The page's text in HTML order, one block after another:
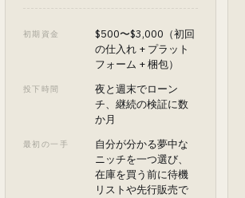
初期資金
$500〜$3,000（初回
の仕入れ + プラット
フォーム + 梱包）
投下時間
夜と週末でローン
チ、継続の検証に数
か月
最初の一手
自分が分かる夢中な
ニッチを一つ選び、
在庫を買う前に待機
リストや先行販売で